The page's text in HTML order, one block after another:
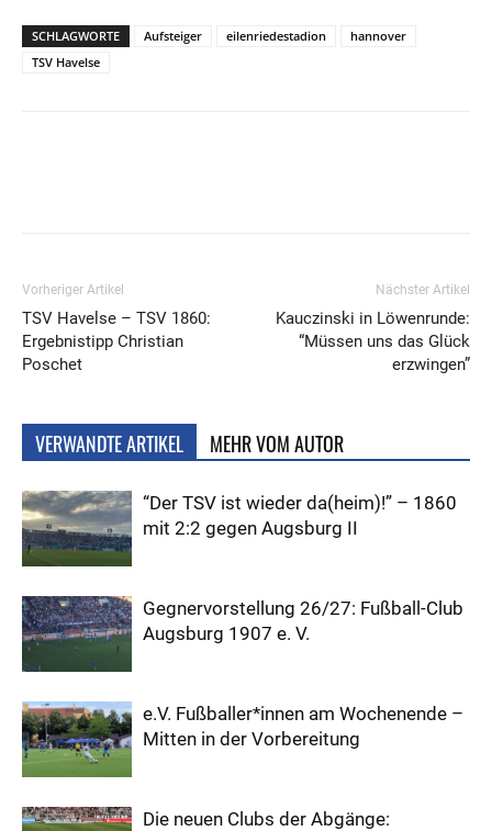
SCHLAGWORTE Aufsteiger eilenriedestadion
hannover
TSV Havelse
Vorheriger Artikel
TSV Havelse – TSV 1860:
Ergebnistipp Christian
Poschet
Nächster Artikel
Kauczinski in Löwenrunde:
“Müssen uns das Glück
erzwingen”
VERWANDTE ARTIKEL MEHR VOM AUTOR
“Der TSV ist wieder da(heim)!” – 1860
mit 2:2 gegen Augsburg II
Gegnervorstellung 26/27: Fußball-Club
Augsburg 1907 e. V.
e.V. Fußballer*innen am Wochenende –
Mitten in der Vorbereitung
Die neuen Clubs der Abgänge: